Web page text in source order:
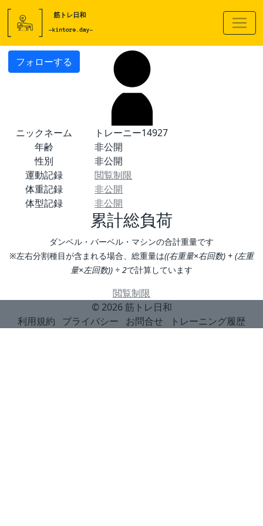
フォローする
ニックネーム
トレーニー14927
年齢
非公開
性別
非公開
運動記録
閲覧制限
体重記録
非公開
体型記録
非公開
累計総負荷
ダンベル・バーベル・マシンの合計重量です
※左右分割種目が含まれる場合、総重量は((右重量×右回数) + (左重
量×左回数)) ÷ 2で計算しています
閲覧制限
© 2026 筋トレ日和
利用規約
プライバシー お問合せ トレーニング履歴